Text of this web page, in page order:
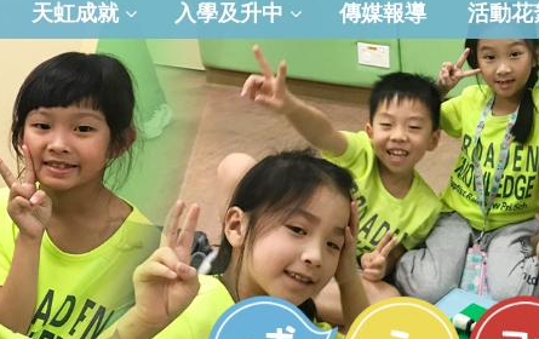
天虹成就 入學及升中 傳媒報導 活動花